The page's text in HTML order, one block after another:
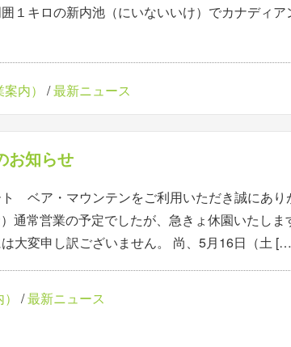
１キロの新内池（にいないいけ）でカナディア
内） /最新ニュース
お知らせ
ベア・マウンテンをご利用いただき誠にあり
通常営業の予定でしたが、急きょ休園いたしま
大変申し訳ございません。 尚、5月16日（土
/最新ニュース